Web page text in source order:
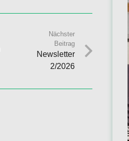
Nächster
Beitrag
Newsletter
2/2026